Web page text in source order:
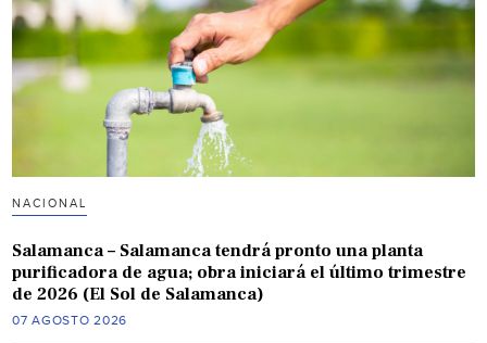
NACIONAL
Salamanca – Salamanca tendrá pronto una planta
purificadora de agua; obra iniciará el último trimestre
de 2026 (El Sol de Salamanca)
07 AGOSTO 2026